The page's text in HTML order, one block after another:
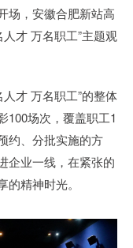
场，安徽合肥新站高
才 万名职工”主题观
才 万名职工”的整体
100场次，覆盖职工1
约、分批实施的方
企业一线，在紧张的
精神时光。